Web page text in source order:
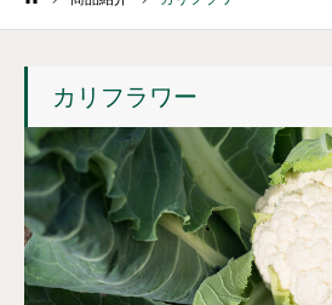
カリフラワー